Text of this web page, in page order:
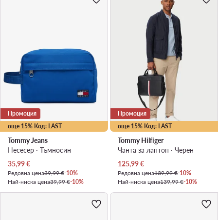
още 15% Код: LAST
Промоция
Tommy Jeans
Несесер · Тъмносин
Актуална цена
35,99€
Редовна цена39,99 €-10%
Най-ниска цена39,99 €-10%
още 15% Код: LAST
Промоция
Tommy Hilfiger
Чанта за лаптоп · Черен
Актуална цена
125,99€
Редовна цена139,99 €-10%
Най-ниска цена139,99 €-10%